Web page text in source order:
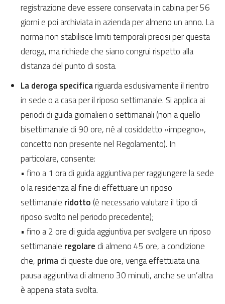
registrazione deve essere conservata in cabina per 56
giorni e poi archiviata in azienda per almeno un anno. La
norma non stabilisce limiti temporali precisi per questa
deroga, ma richiede che siano congrui rispetto alla
distanza del punto di sosta.
La deroga specificariguarda esclusivamente il rientro
in sede o a casa per il riposo settimanale. Si applica ai
periodi di guida giornalieri o settimanali (non a quello
bisettimanale di 90 ore, né al cosiddetto «impegno»,
concetto non presente nel Regolamento). In
particolare, consente:
• fino a 1 ora di guida aggiuntiva per raggiungere la sede
o la residenza al fine di effettuare un riposo
settimanale ridotto (è necessario valutare il tipo di
riposo svolto nel periodo precedente);
• fino a 2 ore di guida aggiuntiva per svolgere un riposo
settimanale regolare di almeno 45 ore, a condizione
che, primadi queste due ore, venga effettuata una
pausa aggiuntiva di almeno 30 minuti, anche se un’altra
è appena stata svolta.